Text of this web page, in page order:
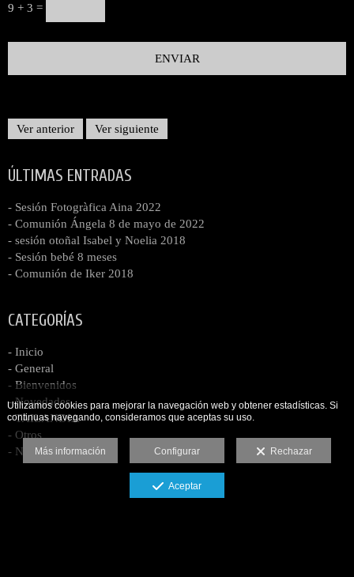
9 + 3 =
Ver anterior Ver siguiente
ÚLTIMAS ENTRADAS
- Sesión Fotogràfica Aina 2022
- Comunión Ángela 8 de mayo de 2022
- sesión otoñal Isabel y Noelia 2018
- Sesión bebé 8 meses
- Comunión de Iker 2018
CATEGORÍAS
- Inicio
- General
- Bienvenidos
- Novedades
- TAILANDIA
- Otros
- Navidad 2013
Utilizamos cookies para mejorar la navegación web y obtener estadísticas. Si
continuas navegando, consideramos que aceptas su uso.
Más información Configurar Rechazar
Aceptar